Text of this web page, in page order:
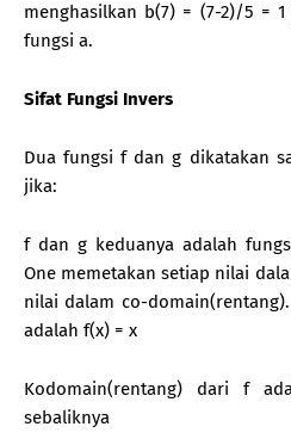
menghasilkan b(7) = (7-2)/5 =
fungsi a.
Sifat Fungsi Invers
Dua fungsi f dan g dikatakan
jika:
f dan g keduanya adalah
One memetakan setiap nilai
nilai dalam co-
adalah f(x) = x
Kodomain(rentang) dari f
sebaliknya